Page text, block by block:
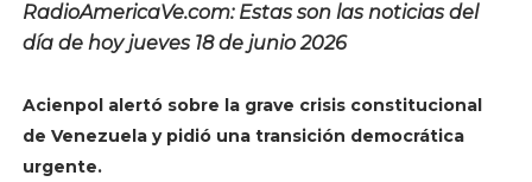
RadioAmericaVe.com: Estas son las noticias del
día de hoy jueves 18 de junio 2026
Acienpol alertó sobre la grave crisis constitucional
de Venezuela y pidió una transición democrática
urgente.